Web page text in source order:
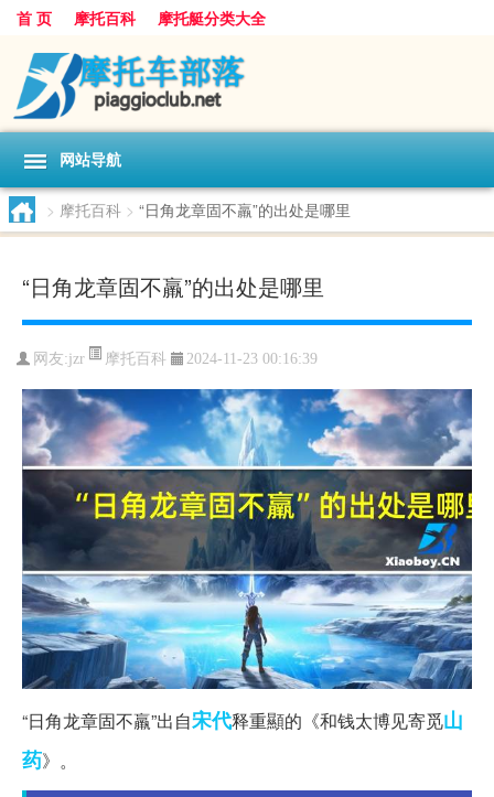
首 页 摩托百科 摩托艇分类大全
网站导航
> 摩托百科 > “日角龙章固不羸”的出处是哪里
“日角龙章固不羸”的出处是哪里
网友:jzr 摩托百科 2024-11-23 00:16:39
“日角龙章固不羸”出自宋代释重顯的《和钱太博见寄觅山
药》。